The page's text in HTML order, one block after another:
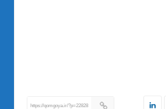
https://qomgoya.ir/?p=22828